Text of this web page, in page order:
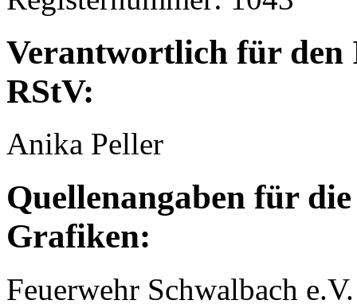
Verantwortlich für den
RStV:
Anika Peller
Quellenangaben für
Grafiken:
Feuerwehr Schwalbach e.V.